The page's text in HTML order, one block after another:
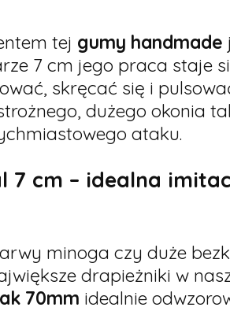
tej gumy handmade
7 cm jego praca staje
skręcać się i
dużego okonia
ataku.
7 cm – idealna
minoga czy duże
drapieżniki w
70mm idealnie